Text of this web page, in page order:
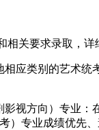
关要求录取，详
应类别的艺术统
视方向）专业
）专业成绩优先